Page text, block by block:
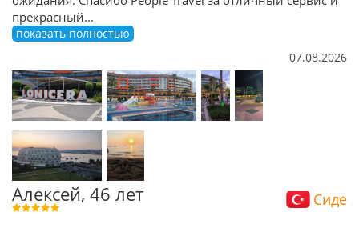
прекрасный...
показать полностью
07.08.2026
Алексей, 46 лет Сиде